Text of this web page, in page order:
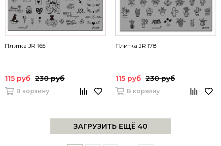
Плитка JR 165
115 руб 230 руб
В корзину
Плитка JR 178
115 руб 230 руб
В корзину
ЗАГРУЗИТЬ ЕЩЁ 40